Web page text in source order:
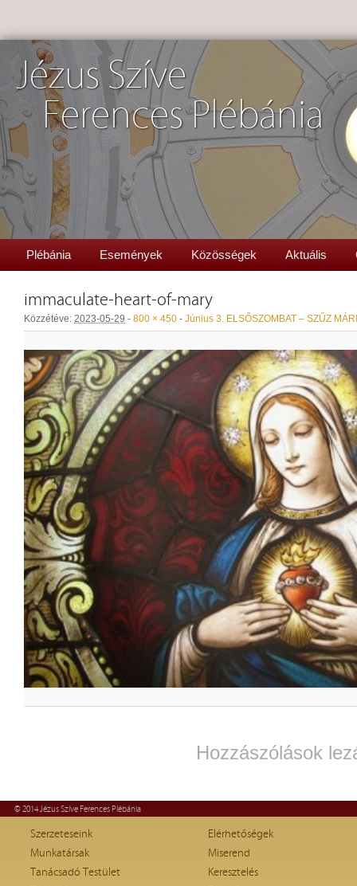
Jézus Szíve
Ferences Plébánia
Plébánia Események Közösségek Aktuális
immaculate-heart-of-mary
Közzétéve: 2023-05-29 - 800 × 450 - Június 3. ELSŐSZOMBAT – SZŰZ
Hozzászólások
© 2014 Jézus Szíve Ferences Plébánia
Szerzeteseink
Munkatársak
Tanácsadó Testület
Elérhetőségek
Miserend
Keresztelés